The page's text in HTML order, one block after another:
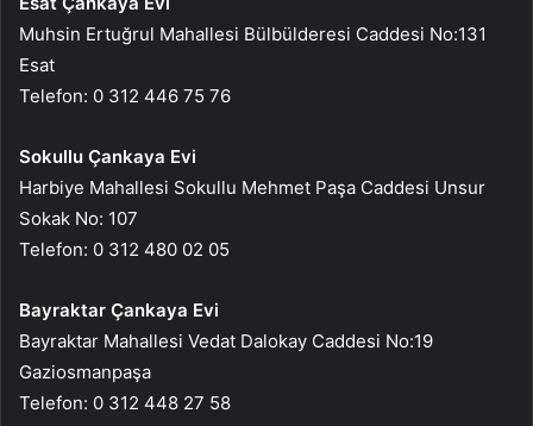
Muhsin Ertuğrul Mahallesi Bülbülderesi Caddesi No:131
Esat
Telefon: 0 312 446 75 76
Sokullu Çankaya Evi
Harbiye Mahallesi Sokullu Mehmet Paşa Caddesi Unsur
Sokak No: 107
Telefon: 0 312 480 02 05
Bayraktar Çankaya Evi
Bayraktar Mahallesi Vedat Dalokay Caddesi No:19
Gaziosmanpaşa
Telefon: 0 312 448 27 58